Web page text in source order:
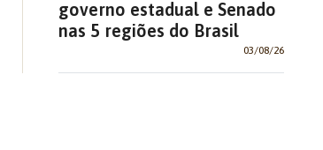
governo estadual e Senado
nas 5 regiões do Brasil
03/08/26